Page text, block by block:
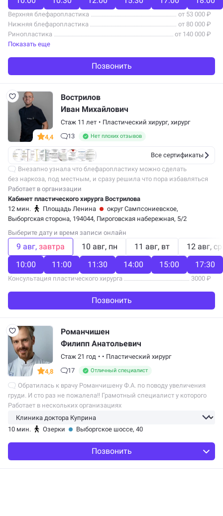
Верхняя блефаропластика
от 53 000 ₽
Нижняя блефаропластика
от 80 000 ₽
Ринопластика
от 140 000 ₽
Показать еще
Позвонить
4,4
Вострилов
Иван Михайлович
Стаж 11 лет • Пластический хирург, хирург
13
Нет плохих отзывов
Все сертификаты
Внезапно узнала что блефаропластику можно сделать
без наркоза, под местным, и сразу решила что пора избавляться
от давно раздражающих меня растянутых и анатомически
нависших век (никогда не…
Работает в организации
Кабинет пластического хирурга Вострилова
12 мин.
Площадь Ленина
округ Сампсониевское,
Выборгская сторона, 194044, Пироговская набережная, 5/2
Выберите дату и время записи онлайн
9 авг завтра 10 авг пн 11 авг вт 12 авг ср
10:00
11:00 11:30 14:00 15:00 17:30
Консультация пластического хирурга 3000 ₽
Позвонить
4,8
Романчишен
Филипп Анатольевич
Стаж 21 год • • Пластический хирург
17
Отличный специалист
Обратилась к врачу Романчишену Ф.А. по поводу увеличения
груди. И сто раз не пожалела!! Грамотный специалист у которого
горят глаза на свою работу) В первый же прием я уже решилась
и сразу…
Работает в нескольких организациях
10 мин. Озерки Выборгское шоссе, 40
Позвонить